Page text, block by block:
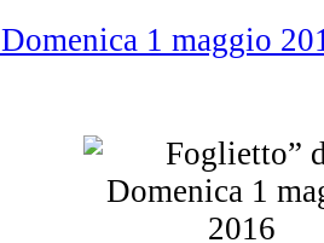
1 maggio